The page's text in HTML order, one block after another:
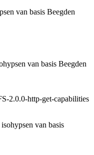
van basis Beegden
van basis Beegden
2.0.0-http-get-capabilities
van basis